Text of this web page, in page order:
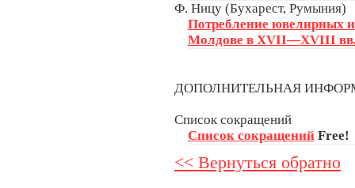
Ф. Ницу (Бухарест, Румыния)
Потребление ювелирных
Молдове в XVII—XVIII
ДОПОЛНИТЕЛЬНАЯ
Список сокращений
Список сокращений Free!
<< Вернуться обратно